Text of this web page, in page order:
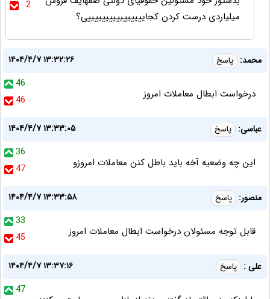
2
میلیاردی درست کردن کجاییییییییییییییییی؟
محمد: پاسخ
۱۴۰۴/۴/۷ ۱۳:۳۲:۲۶
46
46
درخواست ابطال معاملات امروز
عباسی: پاسخ
۱۴۰۴/۴/۷ ۱۳:۳۳:۰۵
36
47
این چه وضعیه آخه باید باطل کنن معاملات امروزو
منصور: پاسخ
۱۴۰۴/۴/۷ ۱۳:۳۳:۵۸
33
45
قابل توجه مسئولان درخواست ابطال معاملات امروز
علی : پاسخ
۱۴۰۴/۴/۷ ۱۳:۳۷:۱۶
47